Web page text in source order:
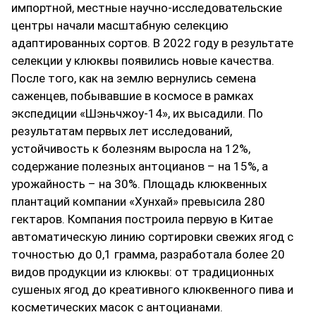
импортной, местные научно-исследовательские
центры начали масштабную селекцию
адаптированных сортов. В 2022 году в результате
селекции у клюквы появились новые качества.
После того, как на землю вернулись семена
саженцев, побывавшие в космосе в рамках
экспедиции «Шэньчжоу-14», их высадили. По
результатам первых лет исследований,
устойчивость к болезням выросла на 12%,
содержание полезных антоцианов – на 15%, а
урожайность – на 30%. Площадь клюквенных
плантаций компании «Хунхай» превысила 280
гектаров. Компания построила первую в Китае
автоматическую линию сортировки свежих ягод с
точностью до 0,1 грамма, разработала более 20
видов продукции из клюквы: от традиционных
сушеных ягод до креативного клюквенного пива и
косметических масок с антоцианами.